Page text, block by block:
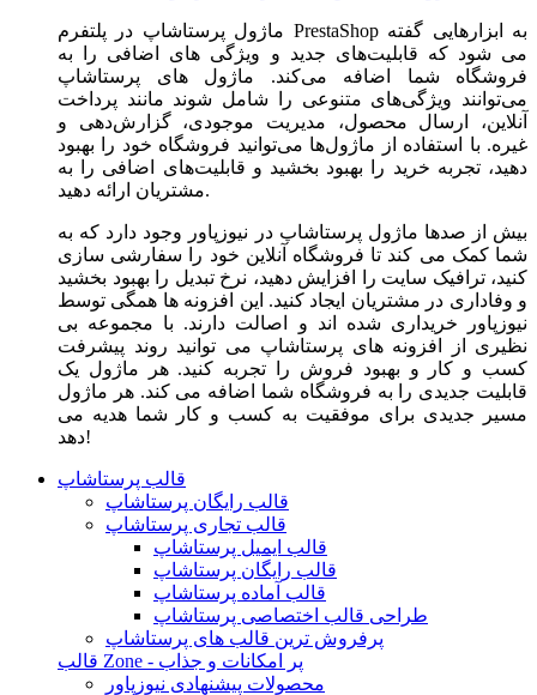
ماژول‌ پرستاشاپ در پلتفرم PrestaShop به ابزارهایی گفته
می شود که قابلیت‌های جدید و ویژگی های اضافی را به
فروشگاه شما اضافه می‌کند. ماژول های پرستاشاپ
می‌توانند ویژگی‌های متنوعی را شامل شوند مانند پرداخت
آنلاین، ارسال محصول، مدیریت موجودی، گزارش‌دهی و
غیره. با استفاده از ماژول‌ها می‌توانید فروشگاه خود را بهبود
دهید، تجربه خرید را بهبود بخشید و قابلیت‌های اضافی را به
مشتریان ارائه دهید.
بیش از صدها ماژول پرستاشاپ در نیوزپاور وجود دارد که به
شما کمک می کند تا فروشگاه آنلاین خود را سفارشی سازی
کنید، ترافیک سایت را افزایش دهید، نرخ تبدیل را بهبود بخشید
و وفاداری در مشتریان ایجاد کنید. این افزونه ها همگی توسط
نیوزپاور خریداری شده اند و اصالت دارند. با مجموعه بی
نظیری از افزونه های پرستاشاپ می توانید روند پیشرفت
کسب و کار و بهبود فروش را تجربه کنید. هر ماژول یک
قابلیت جدیدی را به فروشگاه شما اضافه می کند. هر ماژول
مسیر جدیدی برای موفقیت به کسب و کار شما هدیه می
دهد!
قالب پرستاشاپ
قالب رایگان پرستاشاپ
قالب تجاری پرستاشاپ
قالب ایمیل پرستاشاپ
قالب رایگان پرستاشاپ
قالب آماده پرستاشاپ
طراحی قالب اختصاصی پرستاشاپ
پرفروش ترین قالب های پرستاشاپ
قالب Zone - پر امکانات و جذاب
محصولات پیشنهادی نیوزپاور